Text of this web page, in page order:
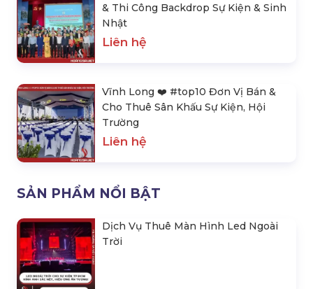
& Thi Công Backdrop Sự Kiện & Sinh
Nhật
Liên hệ
Vĩnh Long ❤️️ #top10 Đơn Vị Bán &
Cho Thuê Sân Khấu Sự Kiện, Hội
Trường
Liên hệ
SẢN PHẨM NỔI BẬT
Dịch Vụ Thuê Màn Hình Led Ngoài
Trời